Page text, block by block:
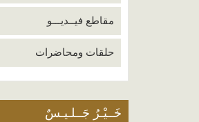
مقاطع فيــديـــو
حلقات ومحاضرات
خَــيْـرُ جَــلـيـسٌ